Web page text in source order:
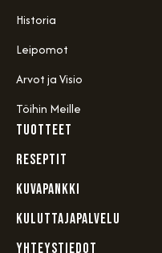
Historia
Leipomot
Arvot ja Visio
Töihin Meille
TUOTTEET
RESEPTIT
KUVAPANKKI
KULUTTAJAPALVELU
YHTEYSTIEDOT